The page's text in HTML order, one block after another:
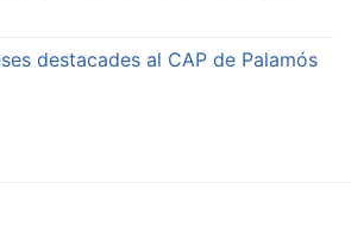
destacades al CAP de Palamós